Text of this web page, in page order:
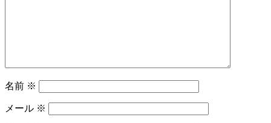
名前 ※
メール ※